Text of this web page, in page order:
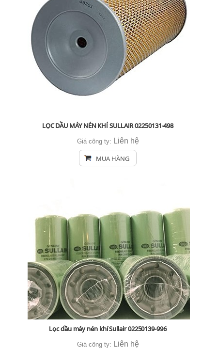
LỌC DẦU MÁY NÉN KHÍ SULLAIR 02250131-498
Giá công ty: Liên hệ
MUA HÀNG
Lọc dầu máy nén khí Sullair 02250139-996
Giá công ty: Liên hệ